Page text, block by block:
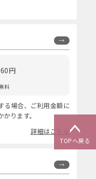
TOPへ戻る
円
料
る場合、ご利用金額に
ります。
詳細はこちら